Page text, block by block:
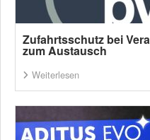
Zufahrtsschutz bei
zum Austausch
Weiterlesen